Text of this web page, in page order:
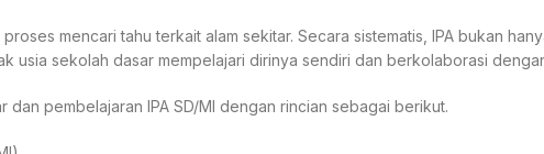
mencari tahu terkait alam sekitar. Secara sistematis, IPA bukan
usia sekolah dasar mempelajari dirinya sendiri dan berkolaborasi
dan pembelajaran IPA SD/MI dengan rincian sebagai berikut.